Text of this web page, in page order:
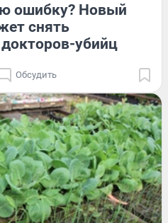
ошибку? Новый
снять
докторов-убийц
Обсудить